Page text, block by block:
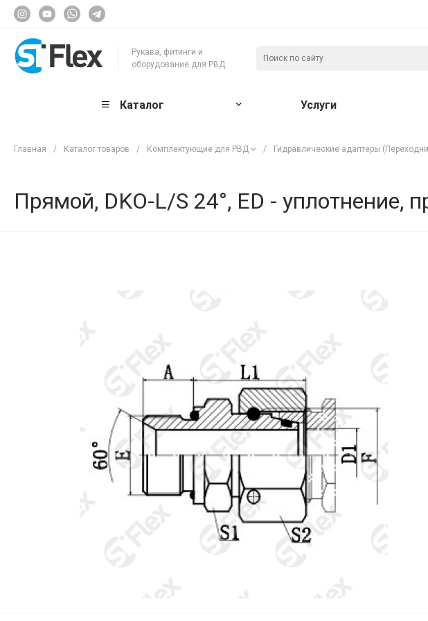
Рукава, фитинги и
оборудование для РВД
Каталог Услуги
Главная / Каталог товаров / Комплектующие для РВД / Гидравлические адаптеры
Прямой, DKO-L/S 24°, ED - уплотнение,